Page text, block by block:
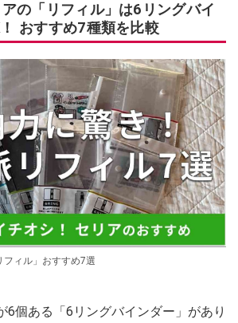
の「リフィル」は6リングバイ
おすすめ7種類を比較
フィル」おすすめ7選
6個ある「6リングバインダー」があり